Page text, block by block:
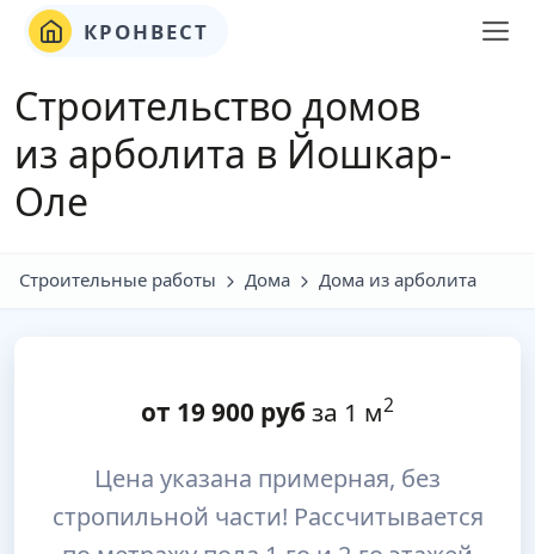
КРОНВЕСТ
Строительство домов
из арболита в Йошкар-
Оле
Строительные работы Дома Дома из арболита
от 19 900 руб за 1 м2
Цена указана примерная, без
стропильной части! Рассчитывается